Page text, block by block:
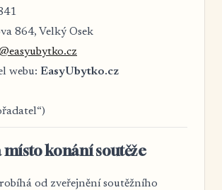
864, Velký Osek
webu: EasyUbytko.cz
místo konání soutěže
od zveřejnění soutěžního